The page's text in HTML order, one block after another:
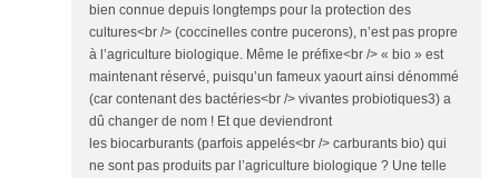
bien connue depuis longtemps pour la protection des
cultures<br /> (coccinelles contre pucerons), n’est pas propre
à l’agriculture biologique. Même le préfixe<br /> « bio » est
maintenant réservé, puisqu’un fameux yaourt ainsi dénommé
(car contenant des bactéries<br /> vivantes probiotiques3) a
dû changer de nom ! Et que deviendront
les biocarburants (parfois appelés<br /> carburants bio) qui
ne sont pas produits par l’agriculture biologique ? Une telle